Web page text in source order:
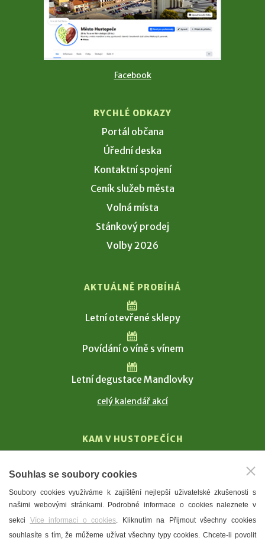
Facebook
RYCHLÉ ODKAZY
Portál občana
Úřední deska
Kontaktní spojení
Ceník služeb města
Volná místa
Stánkový prodej
Volby 2026
AKTUÁLNĚ PROBÍHÁ
Letní otevřené sklepy
Povídání o víně s vínem
Letní degustace Mandlovky
celý kalendář akcí
KAM V HUSTOPEČÍCH
T. G. Masaryk
Mandloně
Ubytování
Restaurace
Souhlas se soubory cookies
Soubory cookies využíváme k zajištění nejlepší uživatelské zkušenosti s
našimi webovými stránkami. Podrobné informace o cookies naleznete v
sekci Více informací o cookies. Kliknutím na Přijmout všechny cookies
souhlasíte s tím, že můžeme užívat všechny typy cookies. Chcete-li povolit